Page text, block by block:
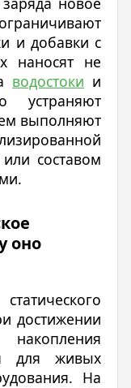
и добавки с
наносят не
водостоки и
устраняют
выполняют
составом
оно
достижении
для живых
На